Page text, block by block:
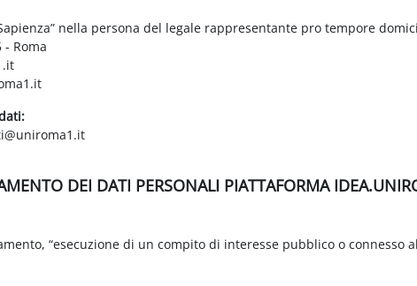
nella persona del legale rappresentante pro tempore
- Roma
DEI DATI PERSONALI PIATTAFORMA
“esecuzione di un compito di interesse pubblico o connesso